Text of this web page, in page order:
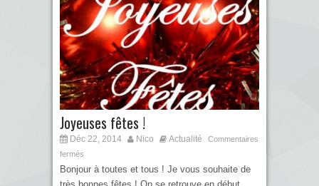
Joyeuses fêtes !
Déc 22, 2014 Nico Actualité
Commentaires
fermés
Bonjour à toutes et tous ! Je vous souhaite de